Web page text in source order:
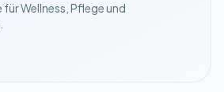
Wellness, Pflege und